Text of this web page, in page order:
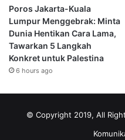
Poros Jakarta-Kuala
Lumpur Menggebrak: Minta
Dunia Hentikan Cara Lama,
Tawarkan 5 Langkah
Konkret untuk Palestina
6 hours ago
© Copyright 2019, All